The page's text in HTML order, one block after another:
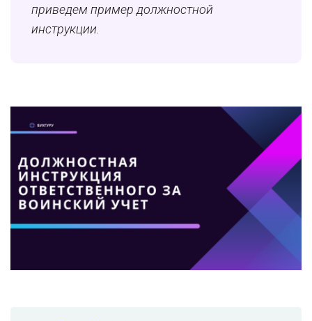
приведем пример должностной
инструкции.